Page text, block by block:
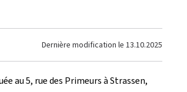
Dernière modification le 13.10.2025
au 5, rue des Primeurs à Strassen,